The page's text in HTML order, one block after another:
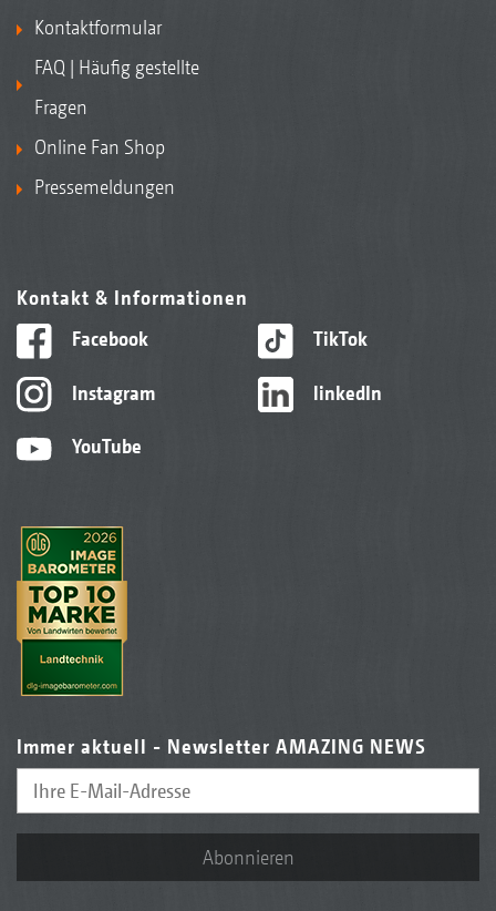
Kontaktformular
FAQ | Häufig gestellte
Fragen
Online Fan Shop
Pressemeldungen
Kontakt & Informationen
Facebook
Instagram
YouTube
TikTok
linkedIn
Immer aktuell - Newsletter AMAZING NEWS
Abonnieren